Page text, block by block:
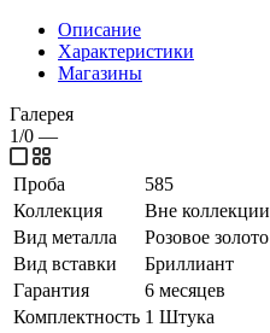
Описание
Характеристики
Магазины
Галерея
1/0 —
Проба
585
Коллекция
Вне коллекции
Вид металла
Розовое золото
Вид вставки
Бриллиант
Гарантия
6 месяцев
Комплектность 1 Штука